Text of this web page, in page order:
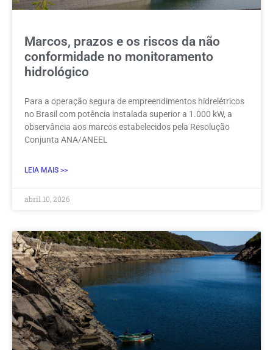
Marcos, prazos e os riscos da não
conformidade no monitoramento
hidrológico
Para a operação segura de empreendimentos hidrelétricos
no Brasil com potência instalada superior a 1.000 kW, a
observância aos marcos estabelecidos pela Resolução
Conjunta ANA/ANEEL
LEIA MAIS >>
abril 10, 2026